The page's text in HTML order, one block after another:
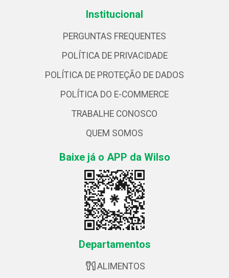
Institucional
PERGUNTAS FREQUENTES
POLÍTICA DE PRIVACIDADE
POLÍTICA DE PROTEÇÃO DE DADOS
POLÍTICA DO E-COMMERCE
TRABALHE CONOSCO
QUEM SOMOS
Baixe já o APP da Wilso
Departamentos
ALIMENTOS